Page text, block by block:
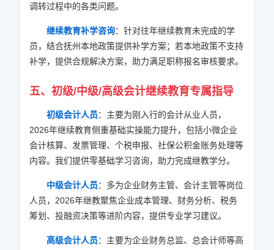
调转过程中的各类问题。
继续教育补学咨询：针对往年继续教育未完成的学
员，结合抚州本地政策提供补学方案；若本地政策不支持
补学，提供合规解决方案，助力满足职称报名审核要求。
五、初级/中级/高级会计继续教育专属指导
初级会计人员：主要为刚入行的会计从业人员，
2026年继续教育侧重基础实操能力提升，包括小微企业
会计核算、发票管理、个税申报、社保公积金账务处理等
内容。我们提供零基础学习咨询，助力完成继教学分。
中级会计人员：多为企业财务主管、会计主管等岗位
人员， 2026年继教聚焦企业成本管理、财务分析、税务
筹划、投融资决策等进阶内容，提供专业学习建议。
高级会计人员：主要为企业财务总监、总会计师等高